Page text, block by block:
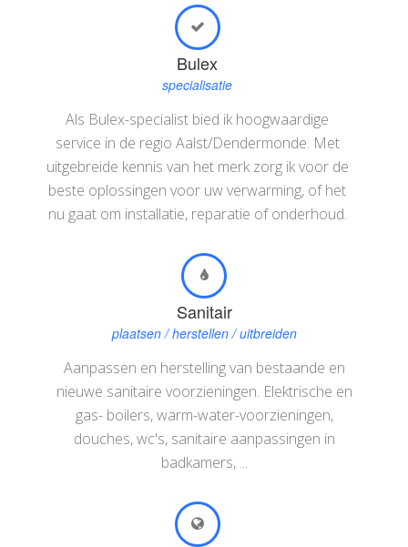
Bulex
specialisatie
Als Bulex-specialist bied ik hoogwaardige
service in de regio Aalst/Dendermonde. Met
uitgebreide kennis van het merk zorg ik voor de
beste oplossingen voor uw verwarming, of het
nu gaat om installatie, reparatie of onderhoud.
Sanitair
plaatsen / herstellen / uitbreiden
Aanpassen en herstelling van bestaande en
nieuwe sanitaire voorzieningen. Elektrische en
gas- boilers, warm-water-voorzieningen,
douches, wc's, sanitaire aanpassingen in
badkamers, ...